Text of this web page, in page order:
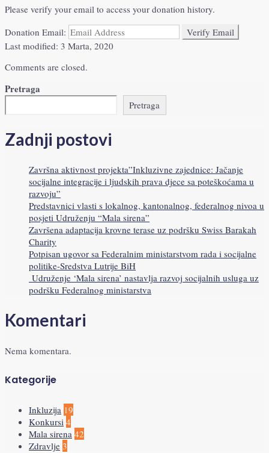
Please verify your email to access your donation history.
Donation Email:
Last modified: 3 Marta, 2020
Comments are closed.
Pretraga
Pretraga
Zadnji postovi
Završna aktivnost projekta”Inkluzivne zajednice: Jačanje
socijalne integracije i ljudskih prava djece sa poteškoćama u
razvoju”
Predstavnici vlasti s lokalnog, kantonalnog, federalnog nivoa u
posjeti Udruženju “Mala sirena”
Završena adaptacija krovne terase uz podršku Swiss Barakah
Charity
Potpisan ugovor sa Federalnim ministarstvom rada i socijalne
politike-Sredstva Lutrije BiH
Udruženje ‘Mala sirena’ nastavlja razvoj socijalnih usluga uz
podršku Federalnog ministarstva
Komentari
Nema komentara.
Kategorije
Inkluzija 19
Konkursi 4
Mala sirena 42
Zdravlje 3